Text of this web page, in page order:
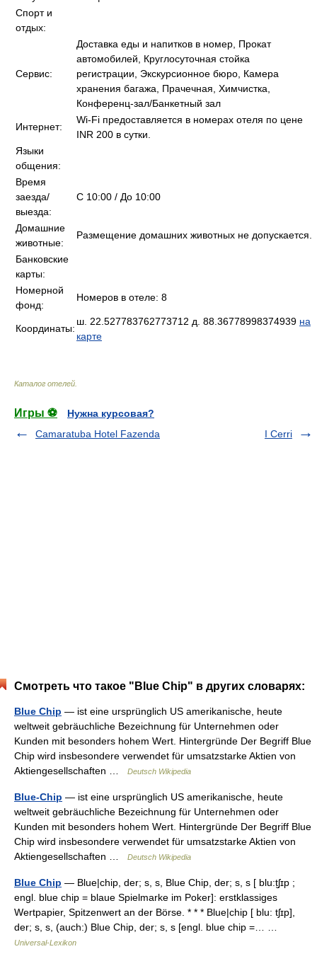
Спорт и
отдых:
Сервис:
Доставка еды и напитков в номер, Прокат
автомобилей, Круглосуточная стойка
регистрации, Экскурсионное бюро, Камера
хранения багажа, Прачечная, Химчистка,
Конференц-зал/Банкетный зал
Интернет:
Wi-Fi предоставляется в номерах отеля по цене
INR 200 в сутки.
Языки
общения:
Время
заезда/
выезда:
C 10:00 / До 10:00
Домашние
животные:
Размещение домашних животных не допускается.
Банковские
карты:
Номерной
фонд:
Номеров в отеле: 8
Координаты:
ш. 22.527783762773712 д. 88.36778998374939 на
карте
Каталог отелей
Игры ⚽
Нужна курсовая?
Camaratuba Hotel Fazenda
I Cerri
Смотреть что такое "Blue Chip" в других словарях:
Blue Chip — ist eine ursprünglich US amerikanische, heute
weltweit gebräuchliche Bezeichnung für Unternehmen oder
Kunden mit besonders hohem Wert. Hintergründe Der Begriff Blue
Chip wird insbesondere verwendet für umsatzstarke Aktien von
Aktiengesellschaften …
Deutsch Wikipedia
Blue-Chip — ist eine ursprünglich US amerikanische, heute
weltweit gebräuchliche Bezeichnung für Unternehmen oder
Kunden mit besonders hohem Wert. Hintergründe Der Begriff Blue
Chip wird insbesondere verwendet für umsatzstarke Aktien von
Aktiengesellschaften …
Deutsch Wikipedia
Blue Chip — Blue|chip, der; s, s, Blue Chip, der; s, s [ blu:t̮ʃɪp ;
engl. blue chip = blaue Spielmarke im Poker]: erstklassiges
Wertpapier, Spitzenwert an der Börse. * * * Blue|chip [ blu: tʃɪp],
der; s, s, (auch:) Blue Chip, der; s, s [engl. blue chip =… …
Universal-Lexikon